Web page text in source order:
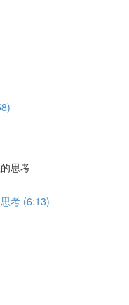
思考
考 (6:13)